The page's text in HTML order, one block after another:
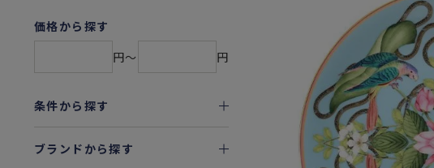
価格から探す
円〜
円
条件から探す
ブランドから探す